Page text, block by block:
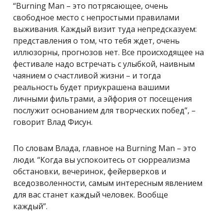
“Burning Man – это потрясающее, очень
свободное место с непростыми правилами
выживания. Каждый визит туда непредсказуем:
представления о том, что тебя ждет, очень
иллюзорны, прогнозов нет. Все происходящее на
фестивале надо встречать с улыбкой, наивным
чаянием о счастливой жизни – и тогда
реальность будет приукрашена вашими
личными фильтрами, а эйфория от посещения
послужит основанием для творческих побед”, –
говорит Влад Фисун.
По словам Влада, главное на Burning Man – это
люди. “Когда вы успокоитесь от сюрреализма
обстановки, вечеринок, фейерверков и
вседозволенности, самым интересным явлением
для вас станет каждый человек. Вообще
каждый”.